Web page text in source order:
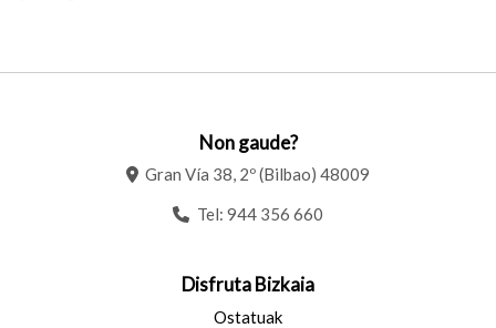
Non gaude?
Gran Vía 38, 2º (Bilbao) 48009
Tel: 944 356 660
Disfruta Bizkaia
Ostatuak